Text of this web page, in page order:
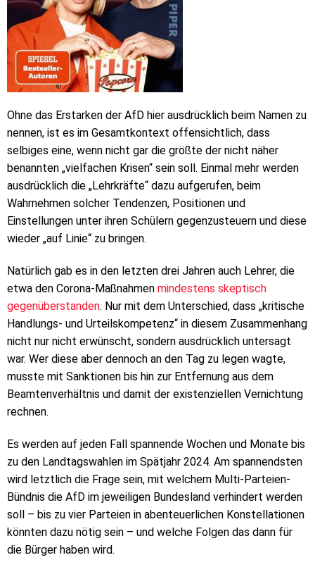
Ohne das Erstarken der AfD hier ausdrücklich beim Namen zu
nennen, ist es im Gesamtkontext offensichtlich, dass
selbiges eine, wenn nicht gar die größte der nicht näher
benannten „vielfachen Krisen“ sein soll. Einmal mehr werden
ausdrücklich die „Lehrkräfte“ dazu aufgerufen, beim
Wahrnehmen solcher Tendenzen, Positionen und
Einstellungen unter ihren Schülern gegenzusteuern und diese
wieder „auf Linie“ zu bringen.
Natürlich gab es in den letzten drei Jahren auch Lehrer, die
etwa den Corona-Maßnahmen mindestens skeptisch
gegenüberstanden. Nur mit dem Unterschied, dass „kritische
Handlungs- und Urteilskompetenz“ in diesem Zusammenhang
nicht nur nicht erwünscht, sondern ausdrücklich untersagt
war. Wer diese aber dennoch an den Tag zu legen wagte,
musste mit Sanktionen bis hin zur Entfernung aus dem
Beamtenverhältnis und damit der existenziellen Vernichtung
rechnen.
Es werden auf jeden Fall spannende Wochen und Monate bis
zu den Landtagswahlen im Spätjahr 2024. Am spannendsten
wird letztlich die Frage sein, mit welchem Multi-Parteien-
Bündnis die AfD im jeweiligen Bundesland verhindert werden
soll – bis zu vier Parteien in abenteuerlichen Konstellationen
könnten dazu nötig sein – und welche Folgen das dann für
die Bürger haben wird.